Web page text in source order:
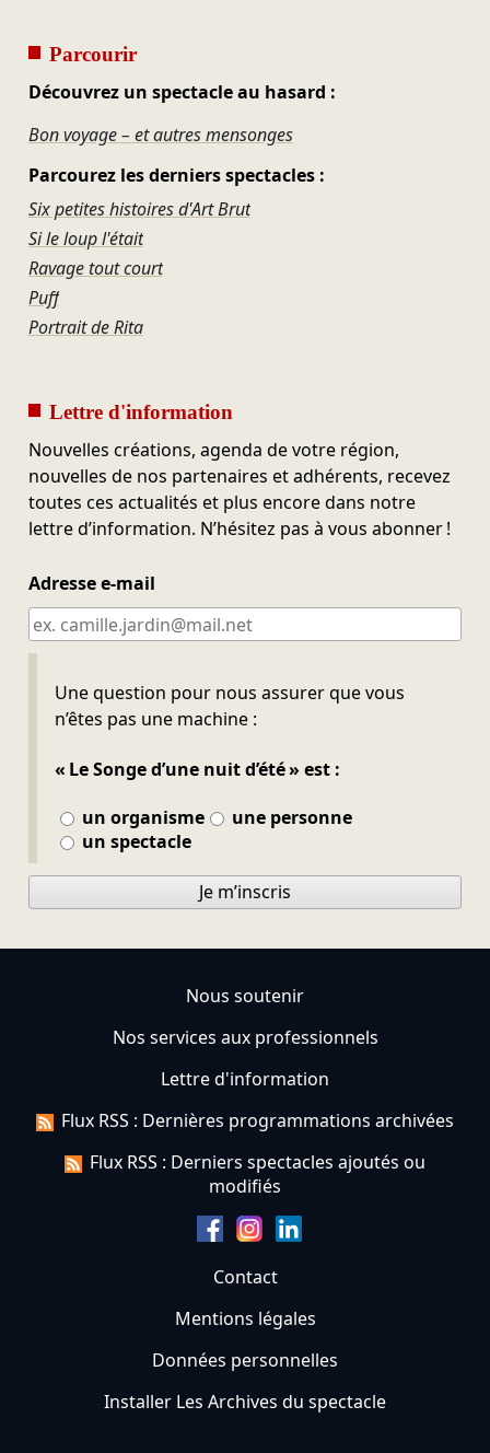
Parcourir
Découvrez un spectacle au hasard :
Bon voyage – et autres mensonges
Parcourez les derniers spectacles :
Six petites histoires d'Art Brut
Si le loup l'était
Ravage tout court
Puff
Portrait de Rita
Lettre d'information
Nouvelles créations, agenda de votre région,
nouvelles de nos partenaires et adhérents, recevez
toutes ces actualités et plus encore dans notre
lettre d’information. N’hésitez pas à vous abonner !
Adresse e-mail
Une question pour nous assurer que vous
n’êtes pas une machine :
« Le Songe d’une nuit d’été » est :
un organisme
une personne
un spectacle
Ne pas remplir
Je m’inscris
Nous soutenir
Nos services aux professionnels
Lettre d'information
Flux RSS : Dernières programmations archivées
Flux RSS : Derniers spectacles ajoutés ou
modifiés
Contact
Mentions légales
Données personnelles
Installer Les Archives du spectacle